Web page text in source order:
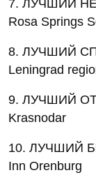
7. ЛУЧШИЙ
Rosa Springs
8. ЛУЧШИЙ
Leningrad
9. ЛУЧШИЙ
Krasnodar
10. ЛУЧШИЙ
Inn Orenburg